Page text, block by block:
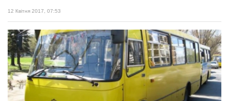
12 Квітня 2017, 07:53